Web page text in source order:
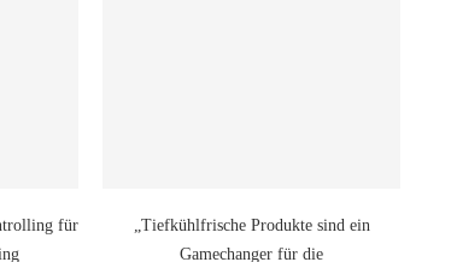
für
„Tiefkühlfrische Produkte sind ein
Gamechanger für die